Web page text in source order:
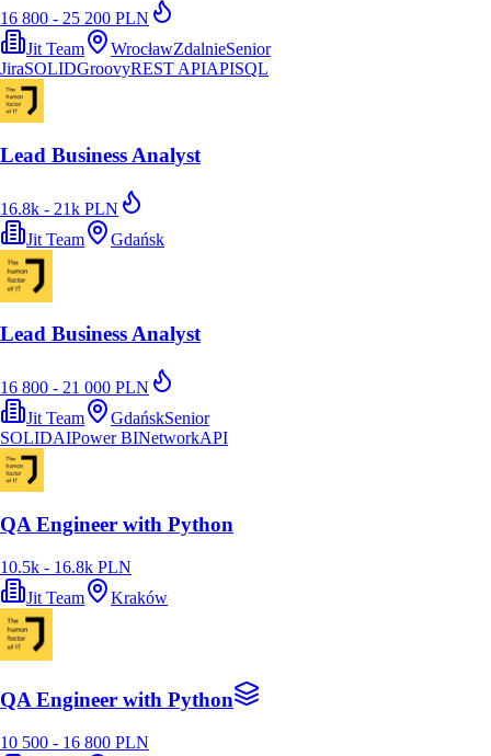
16 800 - 25 200 PLN
Jit Team
WrocławZdalnieSenior
JiraSOLIDGroovyREST APIAPISQL
Lead Business Analyst
16.8k - 21k PLN
Jit Team
Gdańsk
Lead Business Analyst
16 800 - 21 000 PLN
Jit Team
GdańskSenior
SOLIDAIPower BINetworkAPI
QA Engineer with Python
10.5k - 16.8k PLN
Jit Team
Kraków
QA Engineer with Python
10 500 - 16 800 PLN